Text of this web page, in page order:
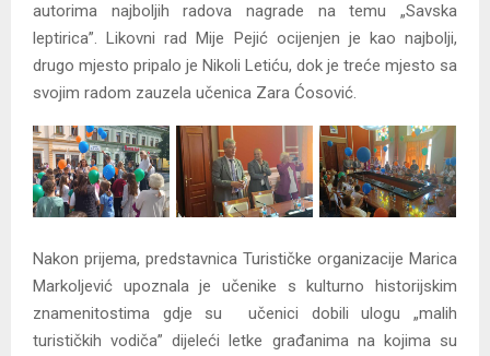
autorima najboljih radova nagrade na temu „Savska
leptirica”. Likovni rad Mije Pejić ocijenjen je kao najbolji,
drugo mjesto pripalo je Nikoli Letiću, dok je treće mjesto sa
svojim radom zauzela učenica Zara Ćosović.
Nakon prijema, predstavnica Turističke organizacije Marica
Markoljević upoznala je učenike s kulturno historijskim
znamenitostima gdje su učenici dobili ulogu „malih
turističkih vodiča” dijeleći letke građanima na kojima su